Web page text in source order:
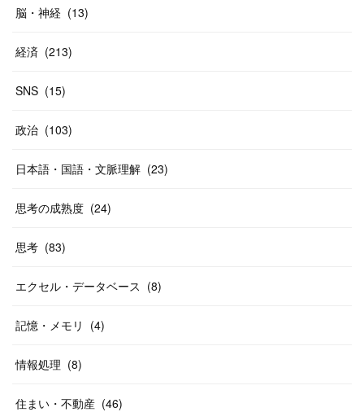
脳・神経 (13)
経済 (213)
SNS (15)
政治 (103)
日本語・国語・文脈理解 (23)
思考の成熟度 (24)
思考 (83)
エクセル・データベース (8)
記憶・メモリ (4)
情報処理 (8)
住まい・不動産 (46)